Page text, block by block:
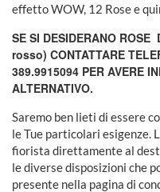
effetto WOW, 12 Rose e
SE SI DESIDERANO
rosso) CONTATTARE
389.9915094 PER AVERE
ALTERNATIVO.
Saremo ben lieti di essere
le Tue particolari esigenze.
fiorista direttamente al
le diverse disposizioni che
presente nella pagina di